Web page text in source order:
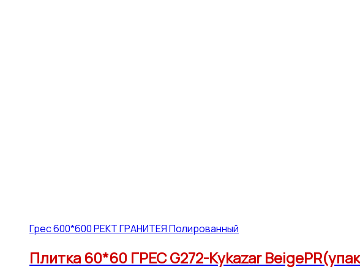
Грес 600*600 РЕКТ ГРАНИТЕЯ Полированный
Плитка 60*60 ГРЕС G272-Kykazar